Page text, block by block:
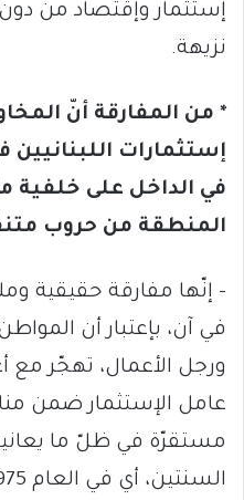
إستثمار وإقتصاد من
نزيهة.
* من المفارقة أنّ
إستثمارات
في الداخل على خلفية
المنطقة من حروب
– إنّها مفارقة حقيقية
في آن، بإعتبار أن
ورجل الأعمال، تهجّر مع
عامل الإستثمار ضمن
مستقرّة في ظلّ ما